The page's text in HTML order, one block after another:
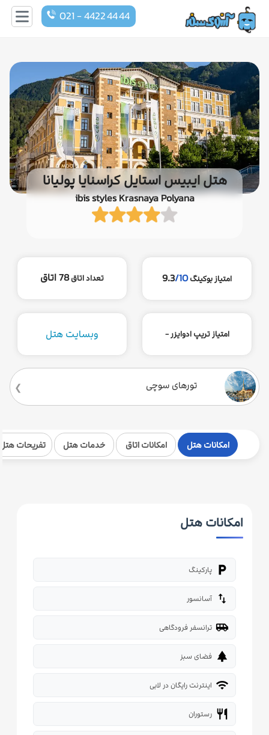
021 - 4422 44 44
هتل ایبیس استایل کراسنایا پولیانا
ibis styles Krasnaya Polyana
امتیاز بوکینگ 9.3/10 تعداد اتاق78 اتاق
امتیاز تریپ ادوایزر - وبسایت هتل
تورهای سوچی
امکانات هتل امکانات اتاق خدمات هتل تفریحات
امکانات هتل
local_parking پارکینگ
import_export آسانسور
airport_shuttle ترانسفر فرودگاهی
park فضای سبز
wifi اینترنت رایگان در لابی
restaurant رستوران